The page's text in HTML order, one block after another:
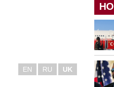
EN RU UK